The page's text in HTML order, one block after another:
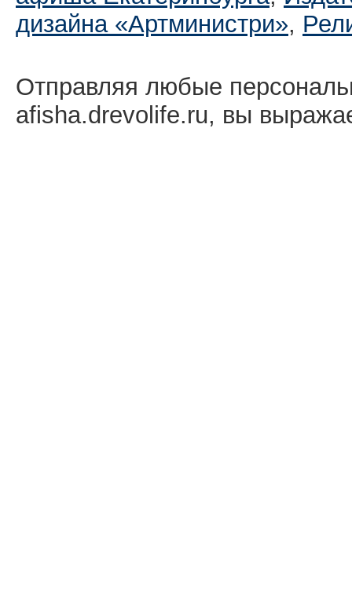
дизайна «Артминистри»,
Отправляя любые
afisha.drevolife.ru, вы